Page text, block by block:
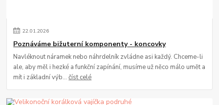
22.01.2026
Poznáváme bižuterní komponenty - koncovky
Navléknout náramek nebo náhrdelník zvládne asi každý. Chceme-li
ale, aby měl i hezké a funkční zapínání, musíme už něco málo umět a
mít i základní výb...číst celé